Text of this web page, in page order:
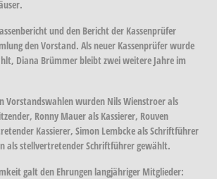
und den Bericht der Kassenprüfer
den Vorstand. Als neuer Kassenprüfer wurde
Diana Brümmer bleibt zwei weitere Jahre im
Vorstandswahlen wurden Nils Wienstroer als
Ronny Mauer als Kassierer, Rouven
Kassierer, Simon Lembcke als Schriftführer
als stellvertretender Schriftführer gewählt.
galt den Ehrungen langjähriger Mitglieder: